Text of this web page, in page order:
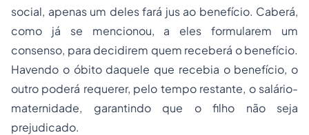
social, apenas um deles fará jus ao benefício. Caberá,
como já se mencionou, a eles formularem um
consenso, para decidirem quem receberá o benefício.
Havendo o óbito daquele que recebia o benefício, o
outro poderá requerer, pelo tempo restante, o salário-
maternidade, garantindo que o filho não seja
prejudicado.